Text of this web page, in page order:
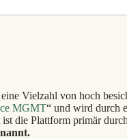
Vielzahl von hoch
MGMT“ und wird durch
die Plattform primär